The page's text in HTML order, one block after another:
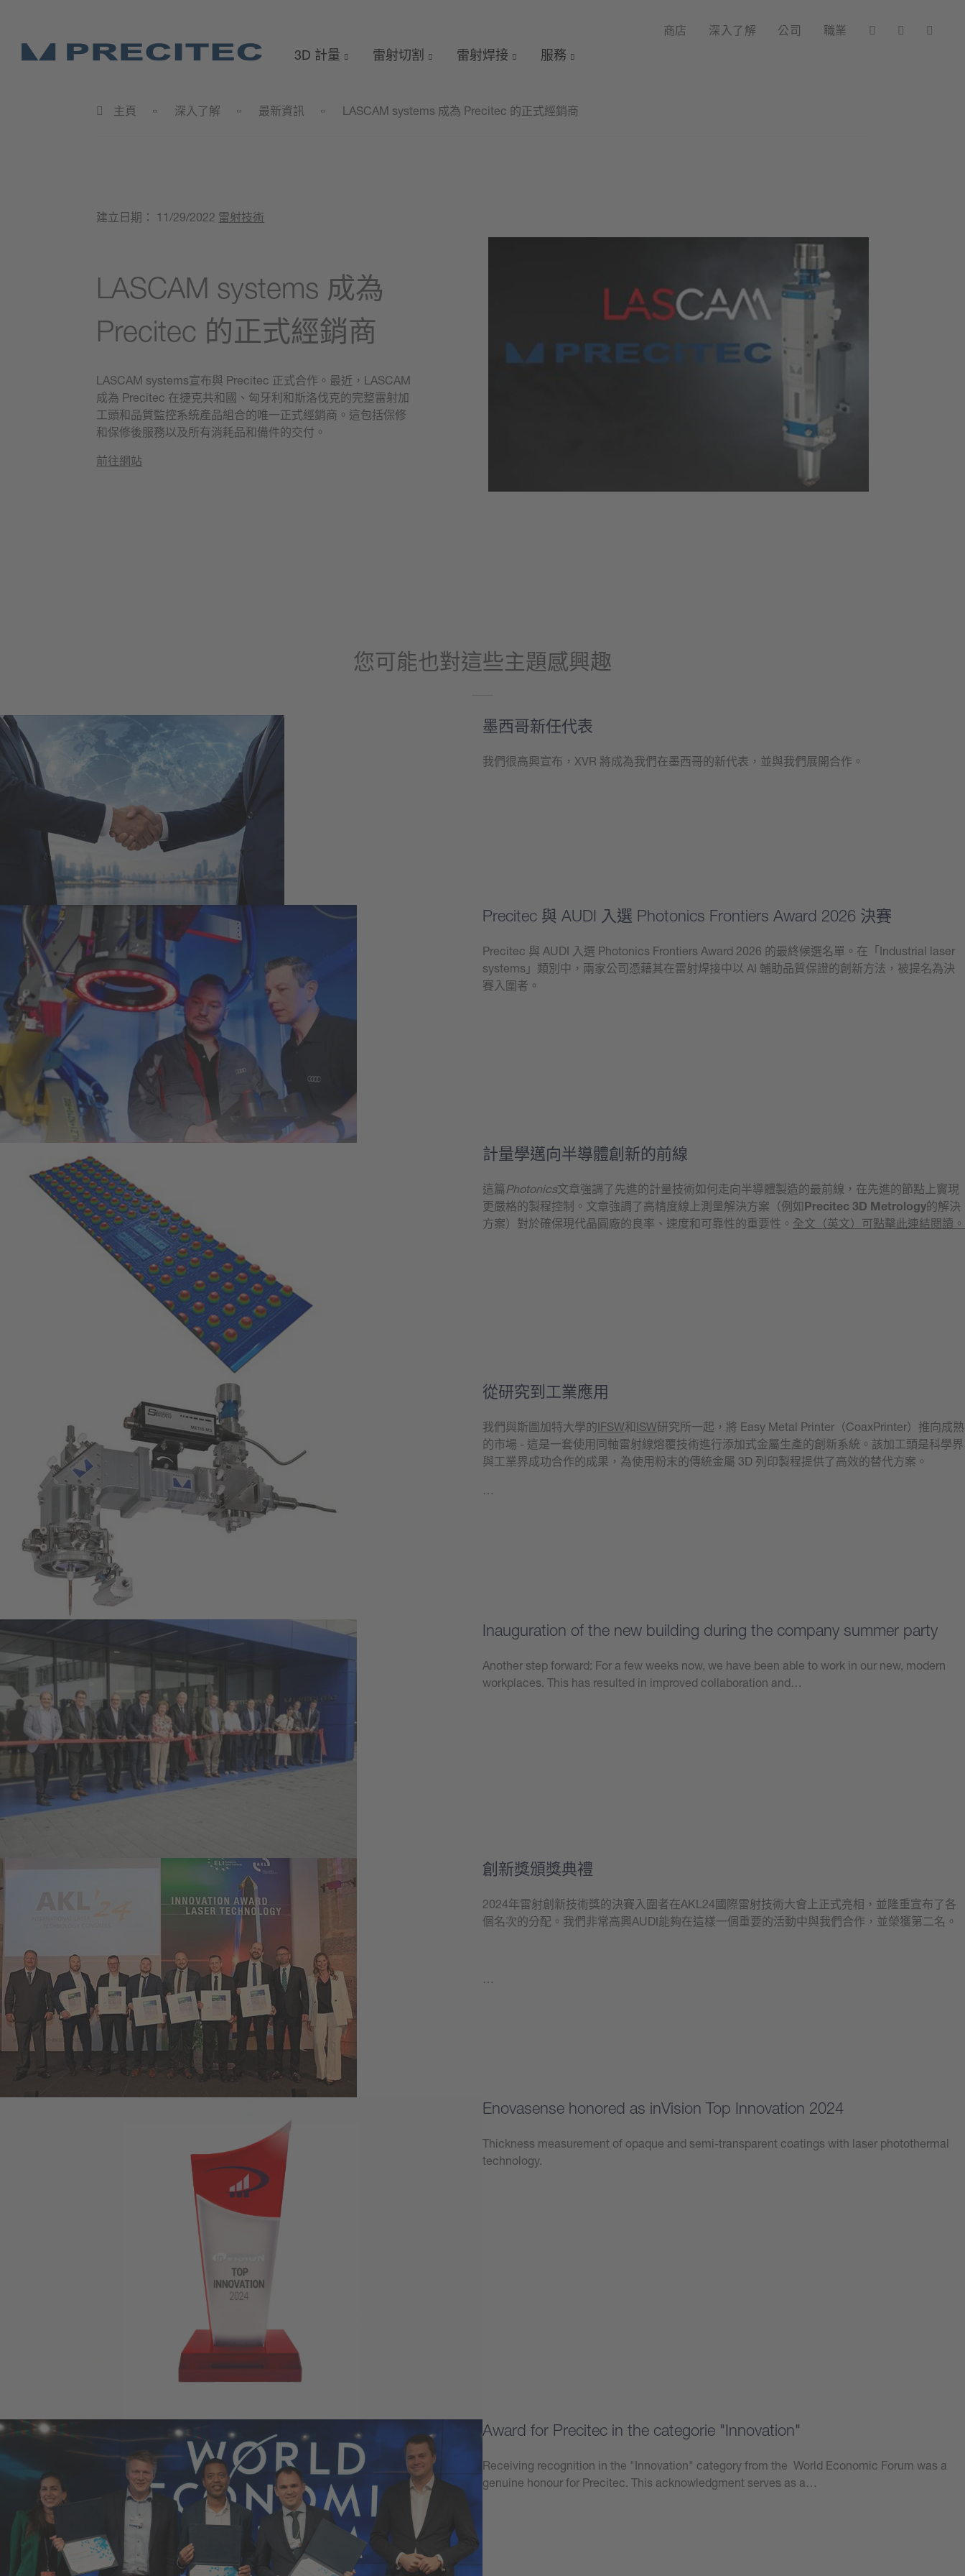
商店 深入了解 公司 職業
3D 計量 雷射切割 雷射焊接 服務
主頁 深入了解 最新資訊 LASCAM systems 成為 Precitec 的正式經銷商
建立日期： 11/29/2022 雷射技術
LASCAM systems 成為
Precitec 的正式經銷商
LASCAM systems宣布與 Precitec 正式合作。最近，LASCAM
成為 Precitec 在捷克共和國、匈牙利和斯洛伐克的完整雷射加
工頭和品質監控系統產品組合的唯一正式經銷商。這包括保修
和保修後服務以及所有消耗品和備件的交付。
前往網站
您可能也對這些主題感興趣
墨西哥新任代表
我們很高興宣布，XVR 將成為我們在墨西哥的新代表，並與我們展開合作。
Precitec 與 AUDI 入選 Photonics Frontiers Award 2026 決賽
Precitec 與 AUDI 入選 Photonics Frontiers Award 2026 的最終候選名單。在「Industrial laser
systems」類別中，兩家公司憑藉其在雷射焊接中以 AI 輔助品質保證的創新方法，被提名為決
賽入圍者。
計量學邁向半導體創新的前線
這篇Photonics文章強調了先進的計量技術如何走向半導體製造的最前線，在先進的節點上實現
更嚴格的製程控制。文章強調了高精度線上測量解決方案（例如Precitec 3D Metrology的解決
方案）對於確保現代晶圓廠的良率、速度和可靠性的重要性。 全文（英文）可點擊此連結閱讀。
從研究到工業應用
我們與斯圖加特大學的IFSW和ISW研究所一起，將 Easy Metal Printer（CoaxPrinter）推向成熟
的市場 - 這是一套使用同軸雷射線熔覆技術進行添加式金屬生產的創新系統。該加工頭是科學界
與工業界成功合作的成果，為使用粉末的傳統金屬 3D 列印製程提供了高效的替代方案。
Inauguration of the new building during the company summer party
Another step forward: For a few weeks now, we have been able to work in our new, modern
workplaces. This has resulted in improved collaboration and…
創新獎頒獎典禮
2024年雷射創新技術獎的決賽入圍者在AKL24國際雷射技術大會上正式亮相，並隆重宣布了各
個名次的分配。我們非常高興AUDI能夠在這樣一個重要的活動中與我們合作，並榮獲第二名。
Enovasense honored as inVision Top Innovation 2024
Thickness measurement of opaque and semi-transparent coatings with laser photothermal
technology.
Award for Precitec in the categorie "Innovation"
Receiving recognition in the "Innovation" category from the World Economic Forum was a
genuine honour for Precitec. This acknowledgment serves as a…